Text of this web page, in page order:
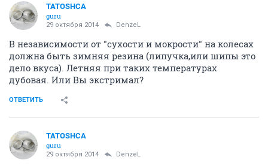
TATOSHCA
guru
29 октября 2014 DenzeL
В независимости от "сухости и мокрости" на колесах
должна быть зимняя резина (липучка,или шипы это
дело вкуса). Летняя при таких температурах
дубовая. Или Вы экстримал?
ОТВЕТИТЬ
TATOSHCA
guru
29 октября 2014 DenzeL